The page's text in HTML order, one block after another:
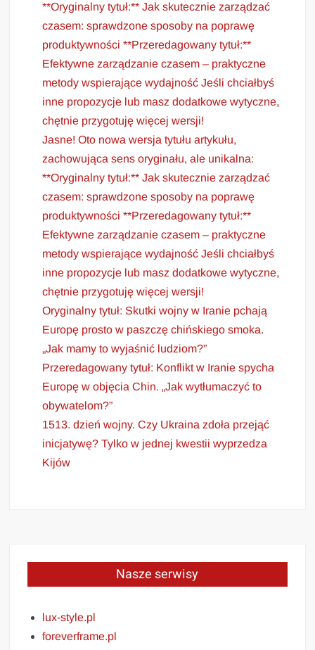
**Oryginalny tytuł:** Jak skutecznie zarządzać
czasem: sprawdzone sposoby na poprawę
produktywności **Przeredagowany tytuł:**
Efektywne zarządzanie czasem – praktyczne
metody wspierające wydajność Jeśli chciałbyś
inne propozycje lub masz dodatkowe wytyczne,
chętnie przygotuję więcej wersji!
Jasne! Oto nowa wersja tytułu artykułu,
zachowująca sens oryginału, ale unikalna:
**Oryginalny tytuł:** Jak skutecznie zarządzać
czasem: sprawdzone sposoby na poprawę
produktywności **Przeredagowany tytuł:**
Efektywne zarządzanie czasem – praktyczne
metody wspierające wydajność Jeśli chciałbyś
inne propozycje lub masz dodatkowe wytyczne,
chętnie przygotuję więcej wersji!
Oryginalny tytuł: Skutki wojny w Iranie pchają
Europę prosto w paszczę chińskiego smoka.
„Jak mamy to wyjaśnić ludziom?”
Przeredagowany tytuł: Konflikt w Iranie spycha
Europę w objęcia Chin. „Jak wytłumaczyć to
obywatelom?”
1513. dzień wojny. Czy Ukraina zdoła przejąć
inicjatywę? Tylko w jednej kwestii wyprzedza
Kijów
Nasze serwisy
lux-style.pl
foreverframe.pl